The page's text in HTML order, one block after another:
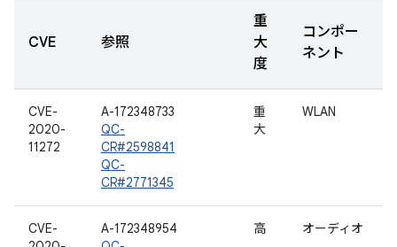
CVE 参照
重
大
度
コンポー
ネント
CVE-
2020-
11272
A-172348733
QC-
CR#2598841
QC-
CR#2771345
重
大
WLAN
CVE-
A-172348954
高 オーディオ